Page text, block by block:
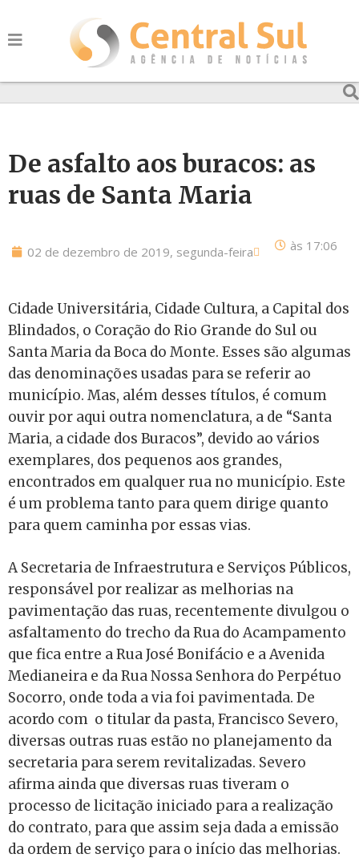
De asfalto aos buracos: as
ruas de Santa Maria
02 de dezembro de 2019, segunda-feira às 17:06
Cidade Universitária, Cidade Cultura, a Capital dos
Blindados, o Coração do Rio Grande do Sul ou
Santa Maria da Boca do Monte. Esses são algumas
das denominações usadas para se referir ao
município. Mas, além desses títulos, é comum
ouvir por aqui outra nomenclatura, a de “Santa
Maria, a cidade dos Buracos”, devido ao vários
exemplares, dos pequenos aos grandes,
encontrados em qualquer rua no município. Este
é um problema tanto para quem dirige quanto
para quem caminha por essas vias.
A Secretaria de Infraestrutura e Serviços Públicos,
responsável por realizar as melhorias na
pavimentação das ruas, recentemente divulgou o
asfaltamento do trecho da Rua do Acampamento
que fica entre a Rua José Bonifácio e a Avenida
Medianeira e da Rua Nossa Senhora do Perpétuo
Socorro, onde toda a via foi pavimentada. De
acordo com o titular da pasta, Francisco Severo,
diversas outras ruas estão no planejamento da
secretaria para serem revitalizadas. Severo
afirma ainda que diversas ruas tiveram o
processo de licitação iniciado para a realização
do contrato, para que assim seja dada a emissão
da ordem de serviço para o início das melhorias.